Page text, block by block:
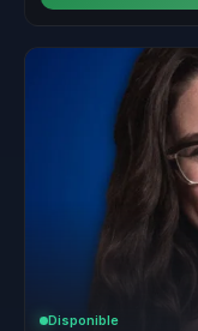
Disponible